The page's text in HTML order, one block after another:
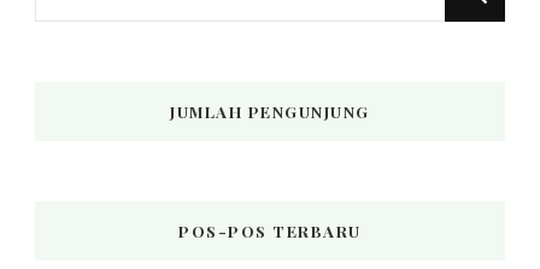
JUMLAH PENGUNJUNG
POS-POS TERBARU